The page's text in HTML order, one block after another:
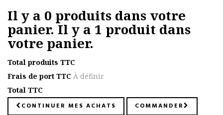
Il y a 0 produits dans votre
panier.Il y a 1 produit dans
votre panier.
Total produits TTC
Frais de port TTC À définir
Total TTC
CONTINUER MES ACHATS COMMANDER